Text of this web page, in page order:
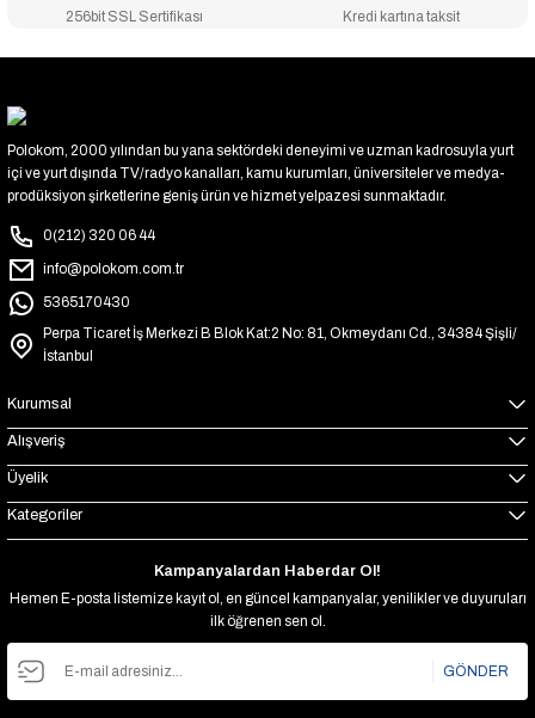
256bit SSL Sertifikası Kredi kartına taksit
Polokom, 2000 yılından bu yana sektördeki deneyimi ve uzman kadrosuyla yurt
içi ve yurt dışında TV/radyo kanalları, kamu kurumları, üniversiteler ve medya-
prodüksiyon şirketlerine geniş ürün ve hizmet yelpazesi sunmaktadır.
0(212) 320 06 44
info@polokom.com.tr
5365170430
Perpa Ticaret İş Merkezi B Blok Kat:2 No: 81, Okmeydanı Cd., 34384 Şişli/
İstanbul
Kurumsal
Alışveriş
Üyelik
Kategoriler
Kampanyalardan Haberdar Ol!
Hemen E-posta listemize kayıt ol, en güncel kampanyalar, yenilikler ve duyuruları
ilk öğrenen sen ol.
GÖNDER